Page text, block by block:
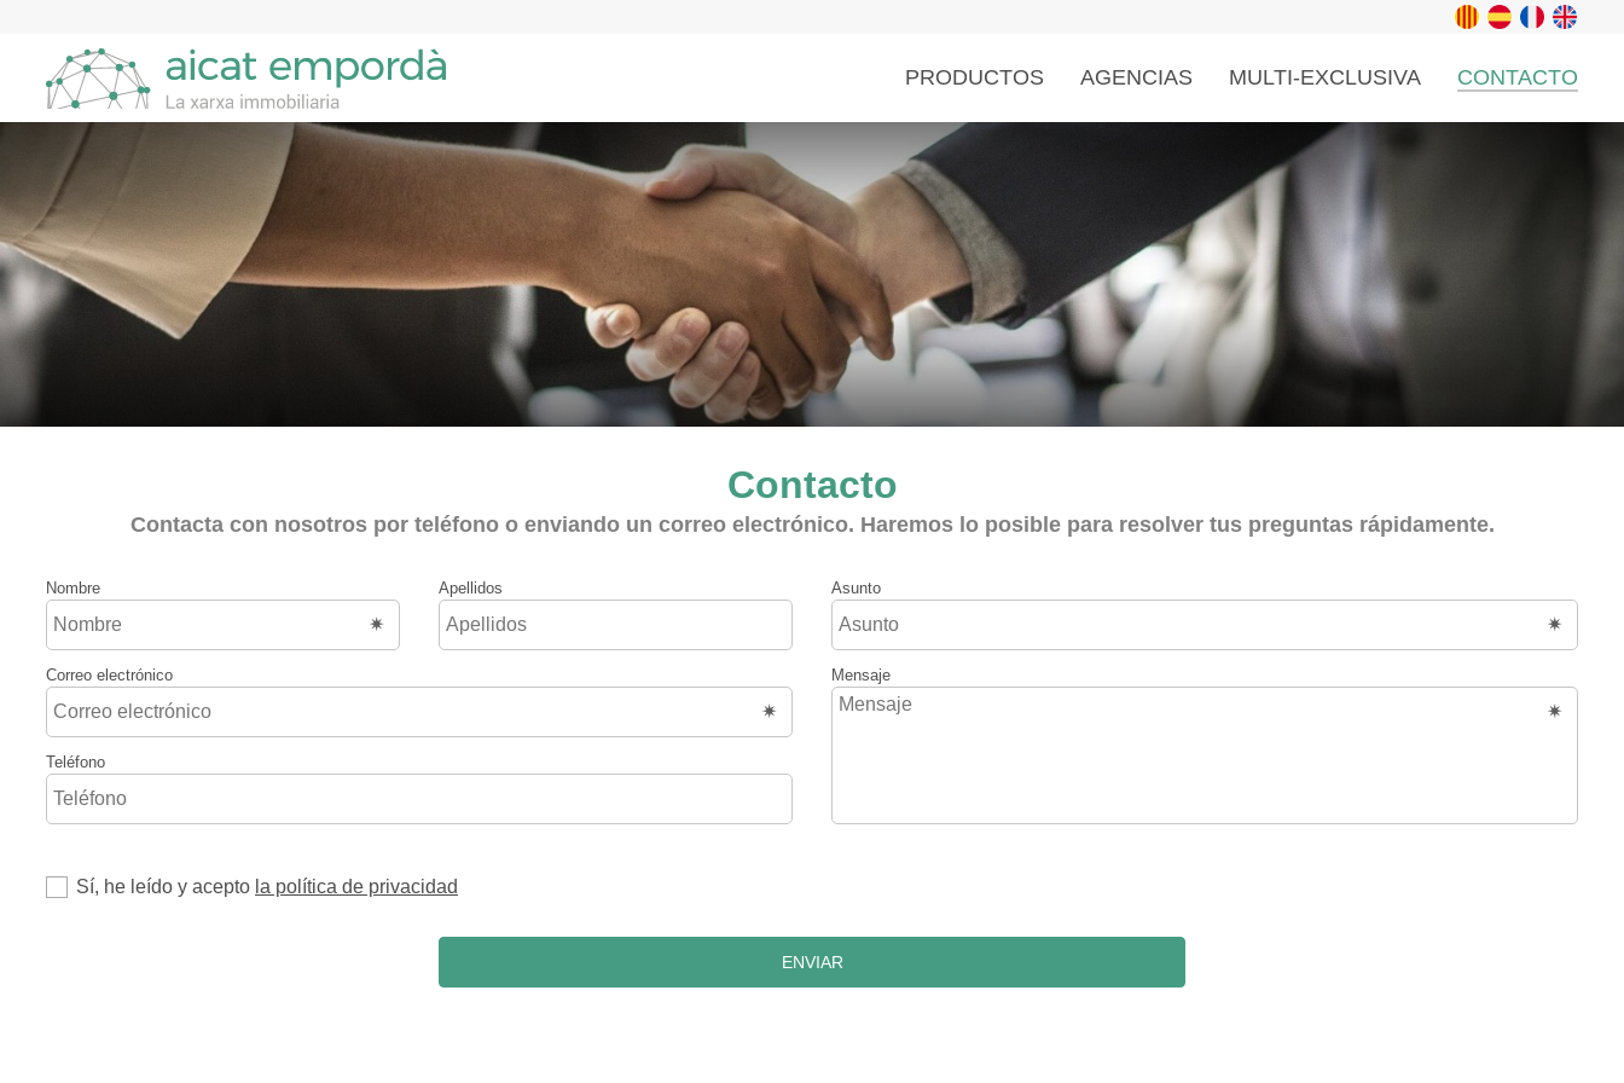
navigation
PRODUCTOS AGENCIAS MULTI-EXCLUSIVA CONTACTO
Contacto
Contacta con nosotros por teléfono o enviando un correo electrónico. Haremos lo posible para resolver tus preguntas rápidamente.
Nombre Apellidos
Correo electrónico
Teléfono
Asunto
Mensaje
Sí, he leído y acepto la política de privacidad
ENVIAR